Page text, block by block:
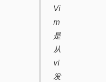
Vi
m
是
从
vi
发